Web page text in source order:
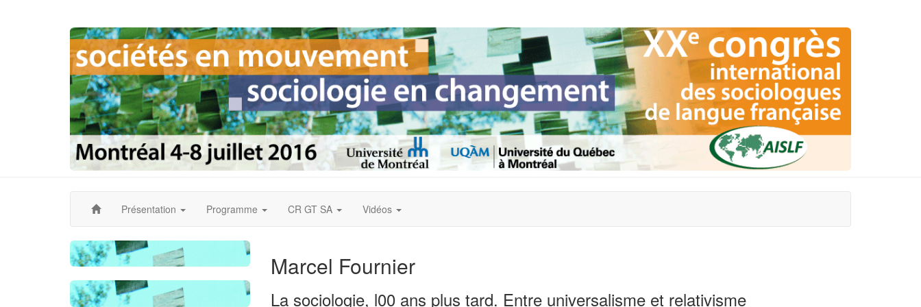
AccueilPrésentation Programme CR GT SA Vidéos
Marcel Fournier
La sociologie, l00 ans plus tard. Entre universalisme et relativisme